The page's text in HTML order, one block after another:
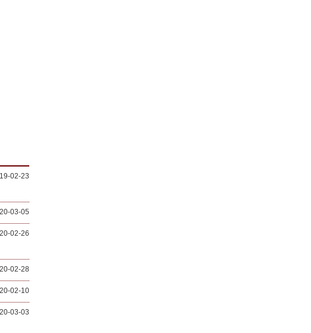
02-23
03-05
02-26
02-28
02-10
03-03